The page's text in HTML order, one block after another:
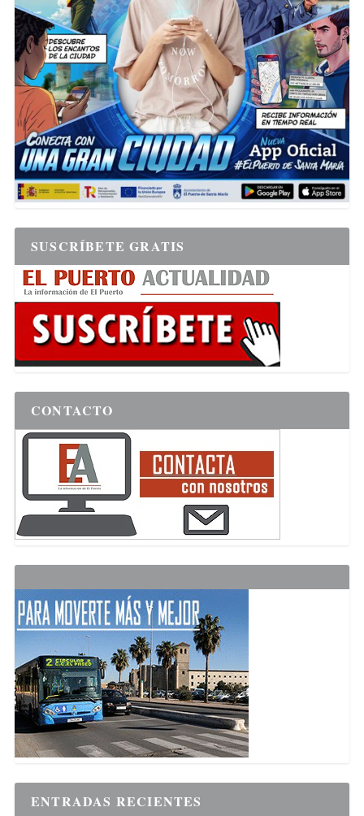
SUSCRÍBETE GRATIS
CONTACTO
ENTRADAS RECIENTES